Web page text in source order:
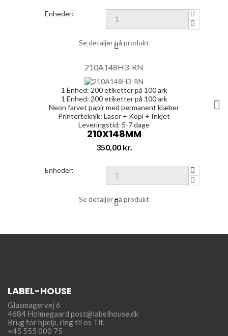
Enheder:
Se detaljer på produkt
210A148H3-RN
1 Enhed: 200etiketter på 100 ark
1 Enhed: 200etiketter på 100 ark
Neon farvet papir med permanent klæber
Printerteknik: Laser + Kopi + Inkjet
Leveringstid: 5-7 dage
210X148MM
Pris
350,00 kr.
Enheder:
Se detaljer på produkt
LABEL-HOUSE
Glasmagervej 6
4684 Holmegaard post@labelhouse.dk
Brug for hjælp,ring til os Tlf.
+45 555 000 75
